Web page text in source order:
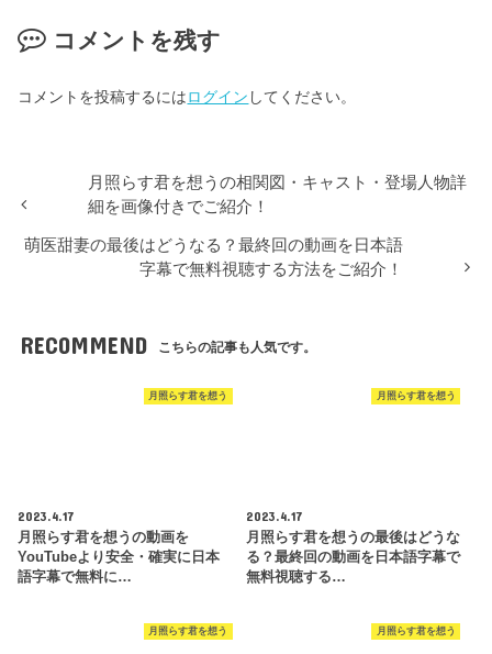
コメントを残す
コメントを投稿するにはログイン してください。
月照らす君を想うの相関図・キャスト・登場人物詳
細を画像付きでご紹介！
萌医甜妻の最後はどうなる？最終回の動画を日本語
字幕で無料視聴する方法をご紹介！
RECOMMEND こちらの記事も人気です。
月照らす君を想う
2023.4.17
月照らす君を想うの動画を
YouTubeより安全・確実に日本
語字幕で無料に…
月照らす君を想う
2023.4.17
月照らす君を想うの最後はどうな
る？最終回の動画を日本語字幕で
無料視聴する…
月照らす君を想う 月照らす君を想う